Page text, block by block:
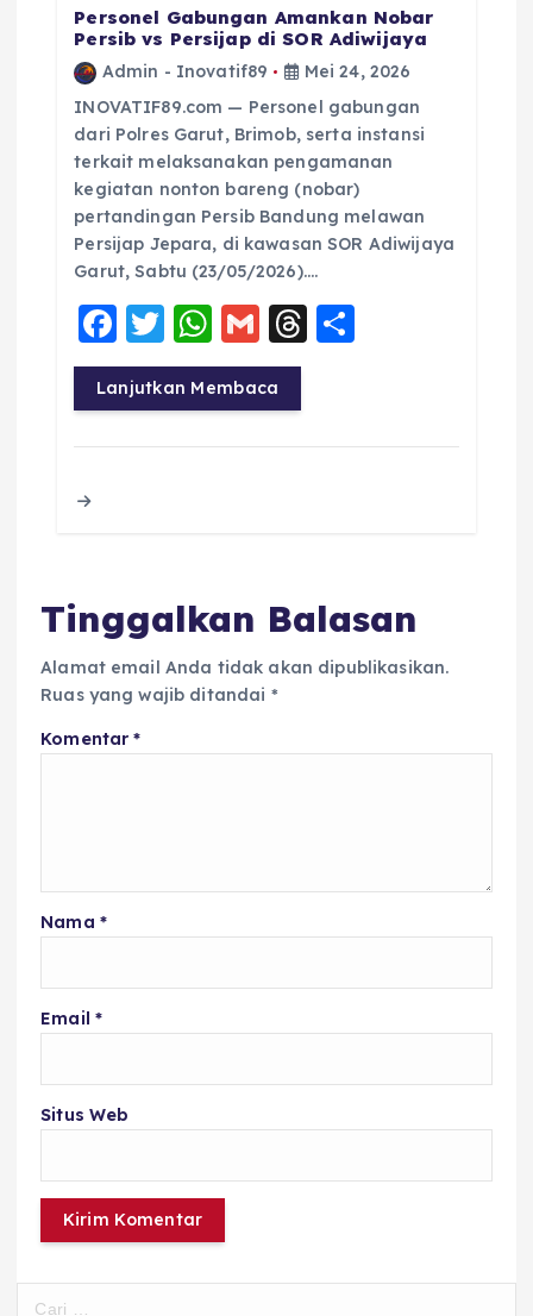
Personel Gabungan Amankan Nobar
Persib vs Persijap di SOR Adiwijaya
Admin - Inovatif89
Mei 24, 2026
INOVATIF89.com — Personel gabungan
dari Polres Garut, Brimob, serta instansi
terkait melaksanakan pengamanan
kegiatan nonton bareng (nobar)
pertandingan Persib Bandung melawan
Persijap Jepara, di kawasan SOR Adiwijaya
Garut, Sabtu (23/05/2026)….
F
a
c
e
T
w
it
te
W
h
a
ts
G
m
ai
l
T
a re
Lanjutkan Membaca
Tinggalkan Balasan
Alamat email Anda tidak akan dipublikasikan.
Ruas yang wajib ditandai *
Komentar*
Nama *
Email *
Situs Web